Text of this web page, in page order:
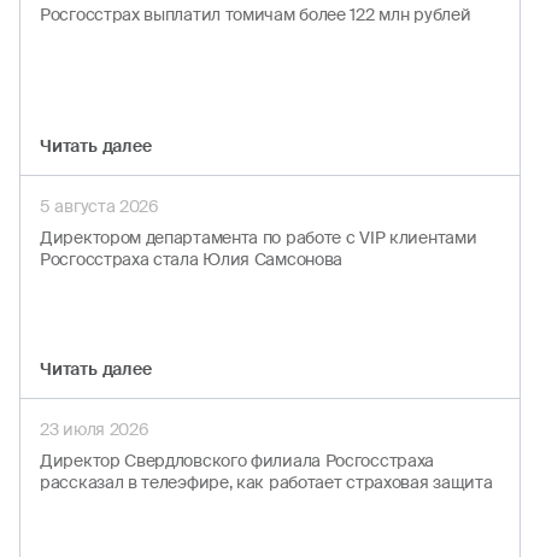
Росгосстрах выплатил томичам более 122 млн рублей
Читать далеe
5 августа 2026
Директором департамента по работе с VIP клиентами
Росгосстраха стала Юлия Самсонова
Читать далеe
23 июля 2026
Директор Свердловского филиала Росгосстраха
рассказал в телеэфире, как работает страховая защита